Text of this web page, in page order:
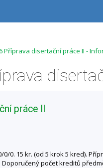
Příprava disertační práce II -
práce II
0. 15 kr. (od 5 krok 5 kred).
počet kreditů